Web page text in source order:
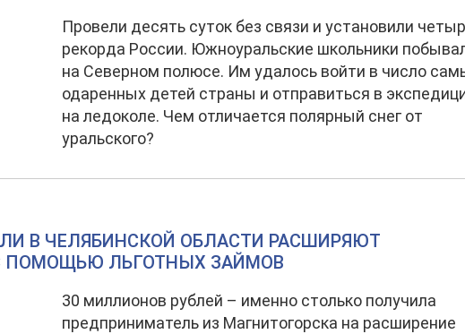
Провели десять суток без связи и установили
рекорда России. Южноуральские школьники
на Северном полюсе. Им удалось войти в число
одаренных детей страны и отправиться в
на ледоколе. Чем отличается полярный снег от
уральского?
В ЧЕЛЯБИНСКОЙ ОБЛАСТИ РАСШИРЯЮТ
ПОМОЩЬЮ ЛЬГОТНЫХ ЗАЙМОВ
30 миллионов рублей – именно столько получила
предприниматель из Магнитогорска на расширение